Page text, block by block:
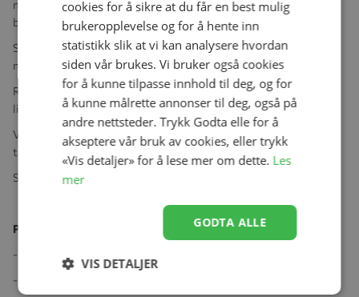
myk og avtakbar hodepute, sikkerhetssele og praktisk
bærehåndtak.
Støtteben kan felles ned for å låse gyngefunksjonen. Lekebøyle
med tre leker medfølger.
Ryggen og setet kan justeres i flere stillinger, inkludert full
liggestilling.
Vippestolen kan legges sammen slik at den er enklere å lagre eller
transportere.
Skal kun brukes under tilsyn av voksne.
Produktegenskaper:
- Avtakbar hodepute.
- Sikkerhetssele.
cookies for å sikre at du får en best mulig
brukeropplevelse og for å hente inn
statistikk slik at vi kan analysere hvordan
siden vår brukes. Vi bruker også cookies
for å kunne tilpasse innhold til deg, og for
å kunne målrette annonser til deg, også på
andre nettsteder. Trykk Godta elle for å
akseptere vår bruk av cookies, eller trykk
«Vis detaljer» for å lese mer om dette. Les
mer
GODTA ALLE
VIS DETALJER